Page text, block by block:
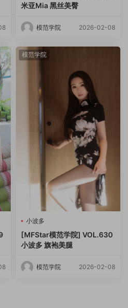
米亚Mia 黑丝美臀
模范学院 2026-02-08
模范学院
小波多
[MFStar模范学院] VOL.630
小波多 旗袍美腿
模范学院 2026-02-08